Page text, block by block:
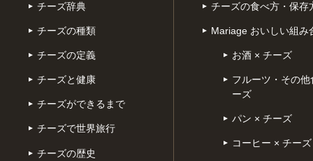
チーズ辞典
チーズの種類
チーズの定義
チーズと健康
チーズができるまで
チーズで世界旅行
チーズの歴史
チーズの食べ方・保存
Mariage おいしい組み
お酒 × チーズ
フルーツ・その
ーズ
パン × チーズ
コーヒー × チーズ